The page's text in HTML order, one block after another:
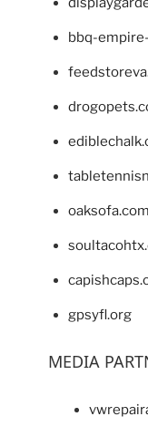
bbq-
oaksofa.com
gpsyfl.org
MEDIA